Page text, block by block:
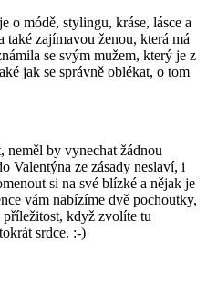
o módě, stylingu, kráse, lásce a
také zajímavou ženou, která má
se svým mužem, který je z
jak se správně oblékat, o tom
neměl by vynechat žádnou
Valentýna ze zásady neslaví, i
si na své blízké a nějak je
vám nabízíme dvě pochoutky,
když zvolíte tu
srdce. :-)